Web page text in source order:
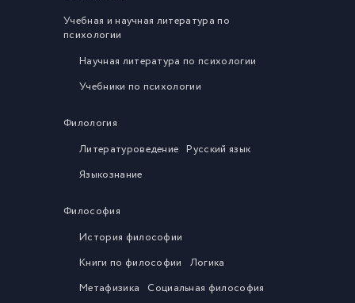
Учебная и научная литература по
психологии
Научная литература по психологии
Учебники по психологии
Филология
Литературоведение
Русский язык
Языкознание
Философия
История философии
Книги по философии
Логика
Метафизика
Социальная философия